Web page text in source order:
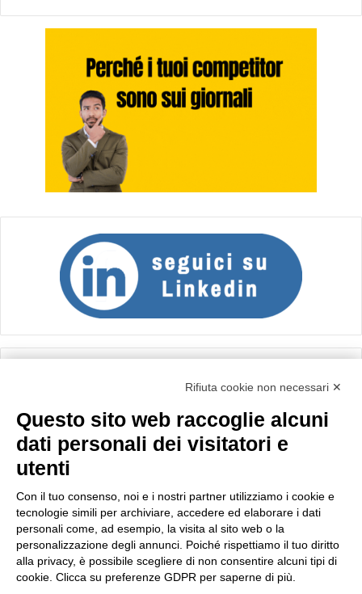
Importo netto (€):
Calcola
Rifiuta cookie non necessari ✕
Questo sito web raccoglie alcuni
dati personali dei visitatori e
utenti
Con il tuo consenso, noi e i nostri partner utilizziamo i cookie e
tecnologie simili per archiviare, accedere ed elaborare i dati
personali come, ad esempio, la visita al sito web o la
personalizzazione degli annunci. Poiché rispettiamo il tuo diritto
alla privacy, è possibile scegliere di non consentire alcuni tipi di
cookie. Clicca su preferenze GDPR per saperne di più.